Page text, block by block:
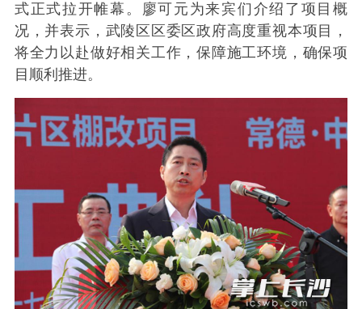
式正式拉开帷幕。廖可元为来宾们介绍了项目概
况，并表示，武陵区区委区政府高度重视本项目，
将全力以赴做好相关工作，保障施工环境，确保项
目顺利推进。